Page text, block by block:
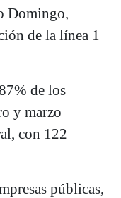
Domingo,
de la línea 1
de los
y marzo
con 122
públicas,